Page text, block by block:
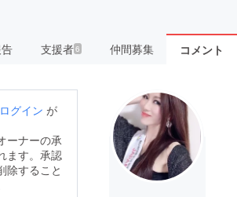
支援者6 仲間募集 コメント
ログイン が
ーナーの承
ます。承認
除すること